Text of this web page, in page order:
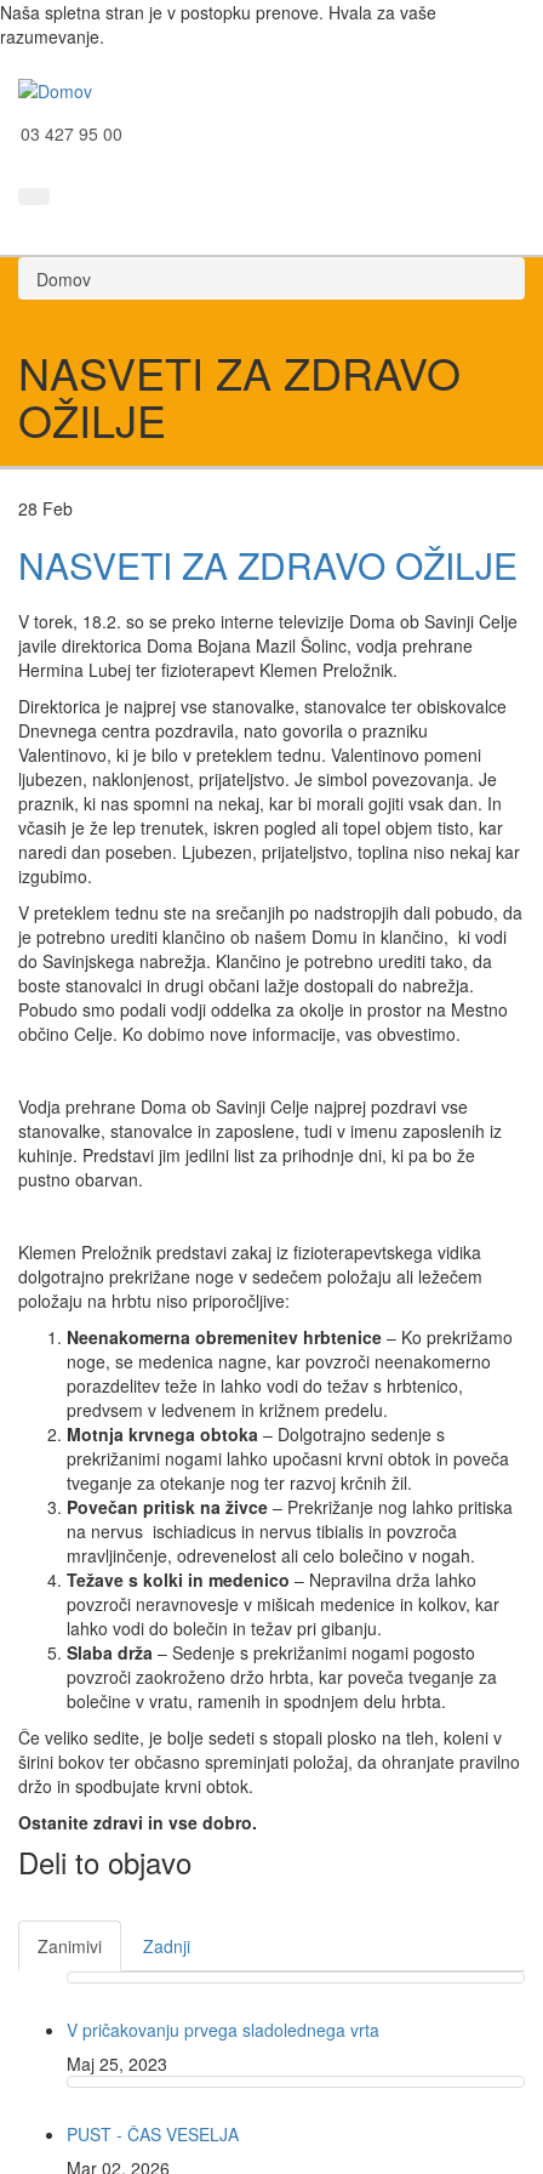
Naša spletna stran je v postopku prenove. Hvala za vaše
razumevanje.
03 427 95 00
Domov
NASVETI ZA ZDRAVO
OŽILJE
28 Feb
NASVETI ZA ZDRAVO OŽILJE
V torek, 18.2. so se preko interne televizije Doma ob Savinji Celje
javile direktorica Doma Bojana Mazil Šolinc, vodja prehrane
Hermina Lubej ter fizioterapevt Klemen Preložnik.
Direktorica je najprej vse stanovalke, stanovalce ter obiskovalce
Dnevnega centra pozdravila, nato govorila o prazniku
Valentinovo, ki je bilo v preteklem tednu. Valentinovo pomeni
ljubezen, naklonjenost, prijateljstvo. Je simbol povezovanja. Je
praznik, ki nas spomni na nekaj, kar bi morali gojiti vsak dan. In
včasih je že lep trenutek, iskren pogled ali topel objem tisto, kar
naredi dan poseben. Ljubezen, prijateljstvo, toplina niso nekaj kar
izgubimo.
V preteklem tednu ste na srečanjih po nadstropjih dali pobudo, da
je potrebno urediti klančino ob našem Domu in klančino, ki vodi
do Savinjskega nabrežja. Klančino je potrebno urediti tako, da
boste stanovalci in drugi občani lažje dostopali do nabrežja.
Pobudo smo podali vodji oddelka za okolje in prostor na Mestno
občino Celje. Ko dobimo nove informacije, vas obvestimo.
Vodja prehrane Doma ob Savinji Celje najprej pozdravi vse
stanovalke, stanovalce in zaposlene, tudi v imenu zaposlenih iz
kuhinje. Predstavi jim jedilni list za prihodnje dni, ki pa bo že
pustno obarvan.
Klemen Preložnik predstavi zakaj iz fizioterapevtskega vidika
dolgotrajno prekrižane noge v sedečem položaju ali ležečem
položaju na hrbtu niso priporočljive:
Neenakomerna obremenitev hrbtenice – Ko prekrižamo
noge, se medenica nagne, kar povzroči neenakomerno
porazdelitev teže in lahko vodi do težav s hrbtenico,
predvsem v ledvenem in križnem predelu.
Motnja krvnega obtoka – Dolgotrajno sedenje s
prekrižanimi nogami lahko upočasni krvni obtok in poveča
tveganje za otekanje nog ter razvoj krčnih žil.
Povečan pritisk na živce – Prekrižanje nog lahko pritiska
na nervus ischiadicus in nervus tibialis in povzroča
mravljinčenje, odrevenelost ali celo bolečino v nogah.
Težave s kolki in medenico – Nepravilna drža lahko
povzroči neravnovesje v mišicah medenice in kolkov, kar
lahko vodi do bolečin in težav pri gibanju.
Slaba drža – Sedenje s prekrižanimi nogami pogosto
povzroči zaokroženo držo hrbta, kar poveča tveganje za
bolečine v vratu, ramenih in spodnjem delu hrbta.
Če veliko sedite, je bolje sedeti s stopali plosko na tleh, koleni v
širini bokov ter občasno spreminjati položaj, da ohranjate pravilno
držo in spodbujate krvni obtok.
Ostanite zdravi in vse dobro.
Deli to objavo
Zanimivi Zadnji
V pričakovanju prvega sladolednega vrta
Maj 25, 2023
PUST - ČAS VESELJA
Mar 02, 2026